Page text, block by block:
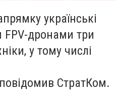
українські
дронами три
у тому числі
повідомив СтратКом.